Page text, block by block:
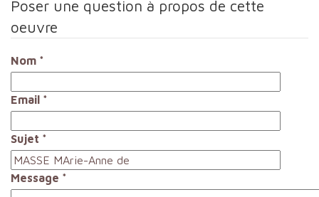
Poser une question à propos de cette
oeuvre
Nom *
Email *
Sujet *
Message *